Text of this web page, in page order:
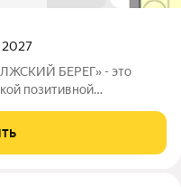
2027
БЕРЕГ» - это
позитивной
секций, которые
с раскрытием